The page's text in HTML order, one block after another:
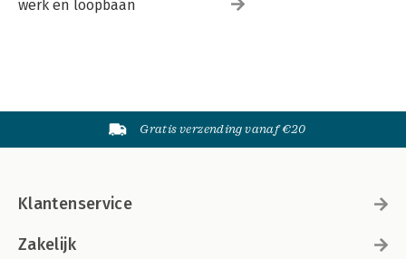
werk en loopbaan
Gratis verzending vanaf €20
Klantenservice
Zakelijk